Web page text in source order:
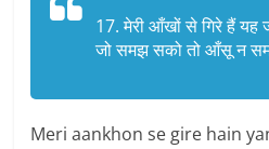
17. मेरी आँखों से गिरे हैं यह
जो समझ सको तो आँसू न
Meri aankhon se gire hain